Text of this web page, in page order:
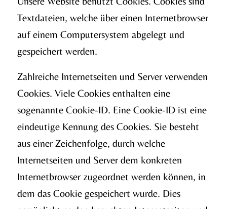
Textdateien, welche über einen Internetbrowser
auf einem Computersystem abgelegt und
gespeichert werden.
Zahlreiche Internetseiten und Server verwenden
Cookies. Viele Cookies enthalten eine
sogenannte Cookie-ID. Eine Cookie-ID ist eine
eindeutige Kennung des Cookies. Sie besteht
aus einer Zeichenfolge, durch welche
Internetseiten und Server dem konkreten
Internetbrowser zugeordnet werden können, in
dem das Cookie gespeichert wurde. Dies